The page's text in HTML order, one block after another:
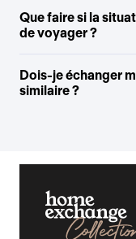
Que faire si la
de voyager ?
Dois-je échanger
similaire ?